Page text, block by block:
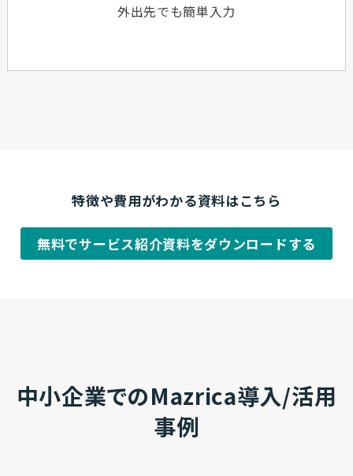
外出先でも簡単入力
特徴や費用がわかる資料はこちら
無料でサービス紹介資料をダウンロードする
中小企業でのMazrica導入/活用
事例